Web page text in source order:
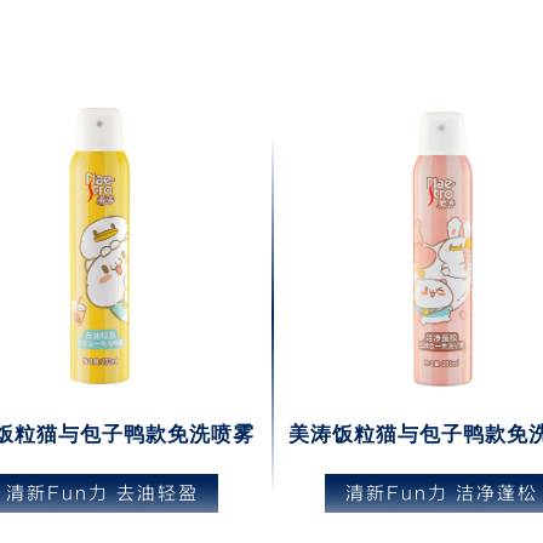
粒猫与包子鸭款免洗喷雾
清新Fun力 去油轻盈
美涛饭粒猫与包子鸭款免
清新Fun力 洁净蓬松